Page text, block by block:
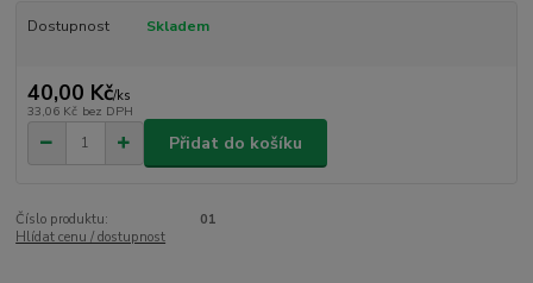
Dostupnost Skladem
40,00 Kč/ks
33,06 Kč bez DPH
Přidat do košíku
Číslo produktu:
01
Hlídat cenu / dostupnost